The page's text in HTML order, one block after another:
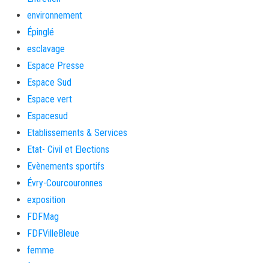
environnement
Épinglé
esclavage
Espace Presse
Espace Sud
Espace vert
Espacesud
Etablissements & Services
Etat- Civil et Elections
Evènements sportifs
Évry-Courcouronnes
exposition
FDFMag
FDFVilleBleue
femme